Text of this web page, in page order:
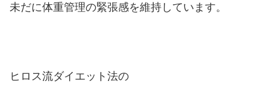
未だに体重管理の緊張感を維持しています。
ヒロス流ダイエット法の